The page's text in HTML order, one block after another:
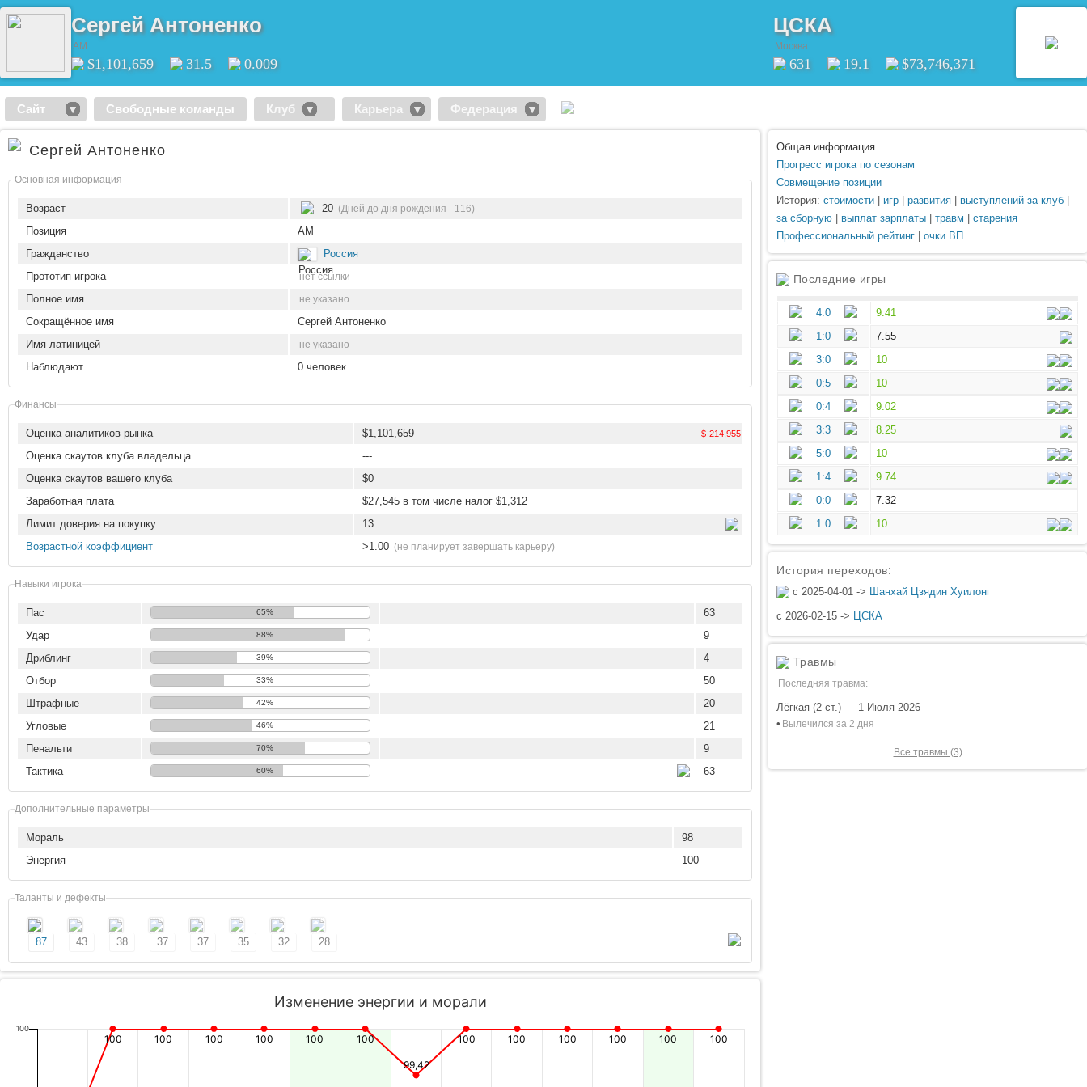
Сергей Антоненко
AM
$1,101,659 31.5 0.009
ЦСКА
Москва
631 19.1 $73,746,371
Сайт Свободные команды Клуб Карьера Федерация
Сергей Антоненко
Основная информация
Возраст 20 (Дней до дня рождения - 116)
Позиция
AM
Гражданство
Россия
Прототип игрока
нет ссылки
Полное имя не указано
Сокращённое имя
Сергей Антоненко
Имя латиницей
не указано
Наблюдают 0 человек
Финансы
Оценка аналитиков рынка $1,101,659 $-214,955
Оценка скаутов клуба владельца
---
Оценка скаутов вашего клуба
$0
Заработная плата
$27,545 в том числе налог $1,312
Лимит доверия на покупку
13
Возрастной коэффициент
>1.00 (не планирует завершать карьеру)
Навыки игрока
Пас 65%
63
Удар
88%
9
Дриблинг
39%
4
Отбор
33%
50
Штрафные
42%
20
Угловые
46%
21
Пенальти
70%
9
Тактика
60% 63
Дополнительные параметры
Мораль
98
Энергия
100
Таланты и дефекты
87 43 38 37 37 35 32 28
Изменение энергии и морали
100 100 100 100 100 100
99,42
100 100 100 100 100 100
100
Общая информация
Прогресс игрока по сезонам
Совмещение позиции
История: стоимости игр развития выступлений за клуб
за сборную
выплат зарплаты травм
старения
Профессиональный рейтинг
очки ВП
Последние игры
4:0
9.41
1:0
7.55
3:0
10
0:5
10
0:4
9.02
3:3
8.25
5:0
10
1:4
9.74
0:0
7.32
1:0
10
История переходов:
с 2025-04-01 -> Шанхай Цзядин Хуилонг
с 2026-02-15 -> ЦСКА
Травмы
Последняя травма:
Лёгкая (2 ст.) — 1 Июля 2026
• Вылечился за 2 дня
Все травмы (3)